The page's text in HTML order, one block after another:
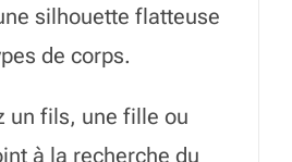
silhouette flatteuse
de corps.
un fils, une fille ou
à la recherche du